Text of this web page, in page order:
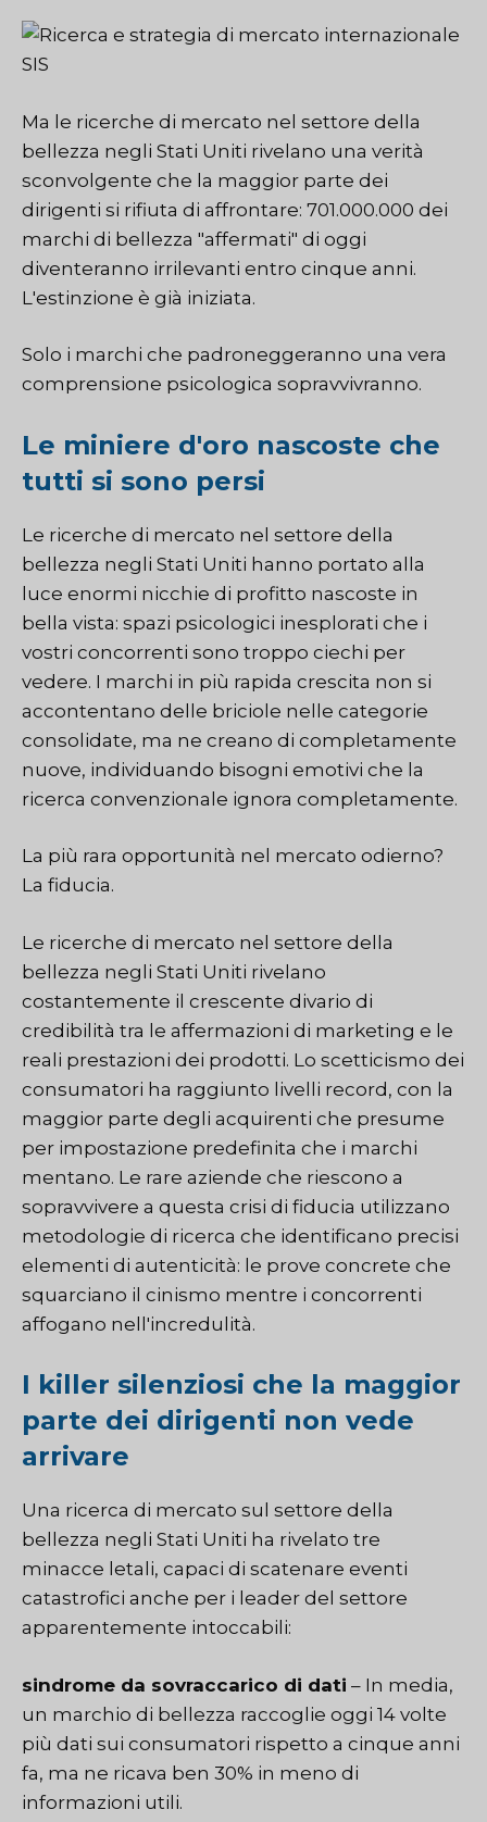
Ma le ricerche di mercato nel settore della
bellezza negli Stati Uniti rivelano una verità
sconvolgente che la maggior parte dei
dirigenti si rifiuta di affrontare: 701.000.000 dei
marchi di bellezza "affermati" di oggi
diventeranno irrilevanti entro cinque anni.
L'estinzione è già iniziata.
Solo i marchi che padroneggeranno una vera
comprensione psicologica sopravvivranno.
Le miniere d'oro nascoste che
tutti si sono persi
Le ricerche di mercato nel settore della
bellezza negli Stati Uniti hanno portato alla
luce enormi nicchie di profitto nascoste in
bella vista: spazi psicologici inesplorati che i
vostri concorrenti sono troppo ciechi per
vedere. I marchi in più rapida crescita non si
accontentano delle briciole nelle categorie
consolidate, ma ne creano di completamente
nuove, individuando bisogni emotivi che la
ricerca convenzionale ignora completamente.
La più rara opportunità nel mercato odierno?
La fiducia.
Le ricerche di mercato nel settore della
bellezza negli Stati Uniti rivelano
costantemente il crescente divario di
credibilità tra le affermazioni di marketing e le
reali prestazioni dei prodotti. Lo scetticismo dei
consumatori ha raggiunto livelli record, con la
maggior parte degli acquirenti che presume
per impostazione predefinita che i marchi
mentano. Le rare aziende che riescono a
sopravvivere a questa crisi di fiducia utilizzano
metodologie di ricerca che identificano precisi
elementi di autenticità: le prove concrete che
squarciano il cinismo mentre i concorrenti
affogano nell'incredulità.
I killer silenziosi che la maggior
parte dei dirigenti non vede
arrivare
Una ricerca di mercato sul settore della
bellezza negli Stati Uniti ha rivelato tre
minacce letali, capaci di scatenare eventi
catastrofici anche per i leader del settore
apparentemente intoccabili:
sindrome da sovraccarico di dati – In media,
un marchio di bellezza raccoglie oggi 14 volte
più dati sui consumatori rispetto a cinque anni
fa, ma ne ricava ben 30% in meno di
informazioni utili.